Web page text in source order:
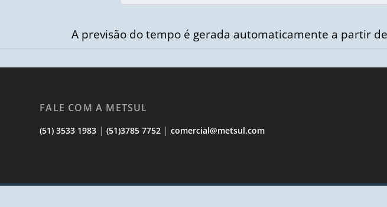
A previsão do tempo é gerada automaticamente a partir
FALE COM A METSUL
(51) 3533 1983 |(51)3785 7752 |comercial@metsul.com